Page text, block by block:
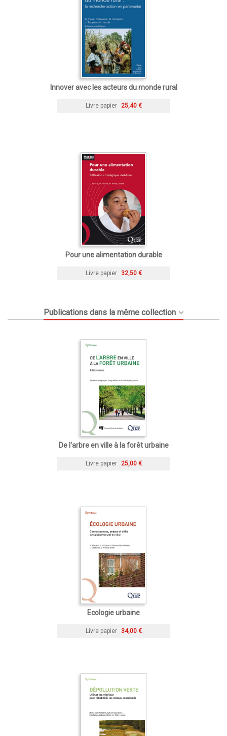
Innover avec les acteurs du monde rural
Livre papier 25,40 €
Pour une alimentation durable
Livre papier 32,50 €
Publications dans la même collection
De l'arbre en ville à la forêt urbaine
Livre papier 25,00 €
Ecologie urbaine
Livre papier 34,00 €